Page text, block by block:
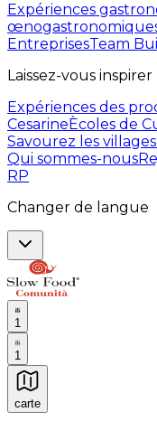
Expériences
EntreprisesTeam
Laissez-vous inspirer
Expériences des
CesarineÈcoles de
Savourez les villages
Qui sommes-nous
RP
Changer de langue
1
1
carte